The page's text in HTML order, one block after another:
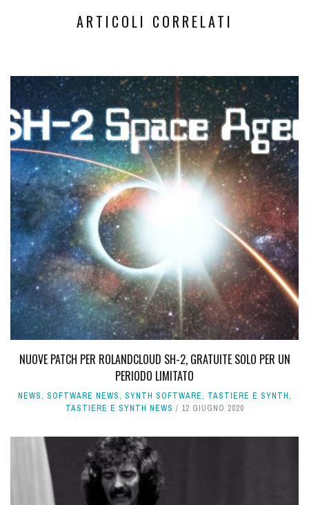
ARTICOLI CORRELATI
NUOVE PATCH PER ROLANDCLOUD SH-2, GRATUITE SOLO PER UN
PERIODO LIMITATO
NEWS, SOFTWARE NEWS, SYNTH SOFTWARE, TASTIERE E SYNTH,
TASTIERE E SYNTH NEWS
12 GIUGNO 2020